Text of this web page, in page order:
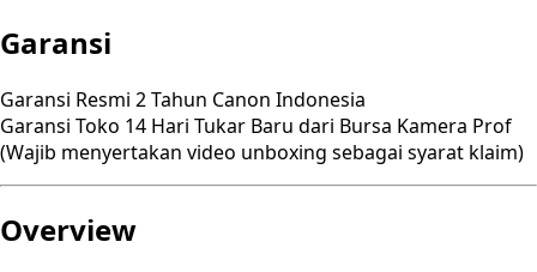
Garansi
Garansi Resmi 2 Tahun Canon Indonesia
Garansi Toko 14 Hari Tukar Baru dari Bursa Kamera Prof
(Wajib menyertakan video unboxing sebagai syarat klaim)
Overview